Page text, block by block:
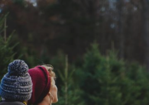
Aller
contenu
principal